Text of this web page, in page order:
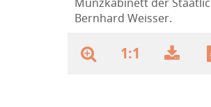
Bernhard Weisser.
1:1